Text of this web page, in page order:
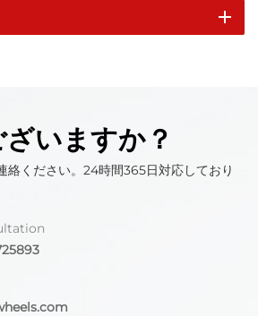
いますか？
絡ください。24時間365日対応しており